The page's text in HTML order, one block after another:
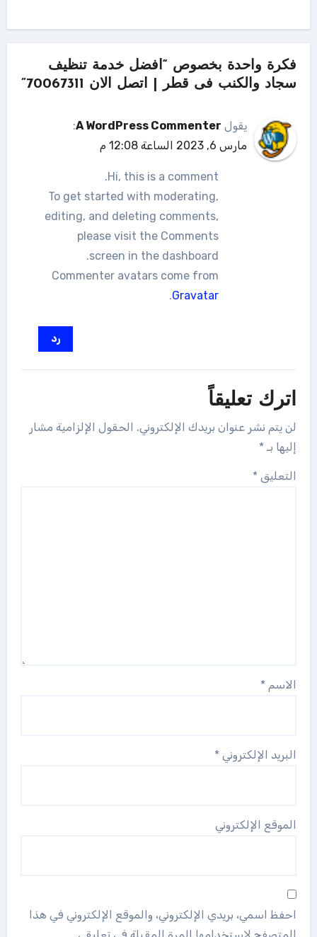
فكرة واحدة بخصوص “افضل خدمة تنظيف
سجاد والكنب فى قطر | اتصل الان 70067311”
يقول A WordPress Commenter
:
مارس 6, 2023 الساعة 12:08 م
Hi, this is a comment.
To get started with moderating,
editing, and deleting comments,
please visit the Comments
screen in the dashboard.
Commenter avatars come from
Gravatar
.
رد
اترك تعليقاً
لن يتم نشر عنوان بريدك الإلكتروني.
الحقول الإلزامية مشار
إليها بـ *
التعليق *
الاسم *
البريد الإلكتروني *
الموقع الإلكتروني
احفظ اسمي، بريدي الإلكتروني، والموقع الإلكتروني في هذا